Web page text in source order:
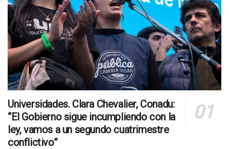
Universidades. Clara Chevalier, Conadu:
“El Gobierno sigue incumpliendo con la
ley, vamos a un segundo cuatrimestre
conflictivo”